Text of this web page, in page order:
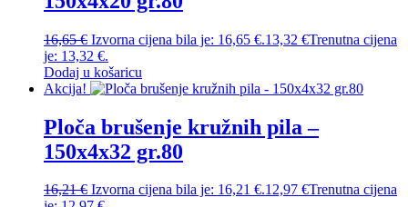
16,65€ Izvorna cijena bila je: 16,65 €.13,32 €Trenutna cijena
je: 13,32 €.
Dodaj u košaricu
Akcija!
Ploča brušenje kružnih pila –
150x4x32 gr.80
16,21€ Izvorna cijena bila je: 16,21 €.12,97 €Trenutna cijena